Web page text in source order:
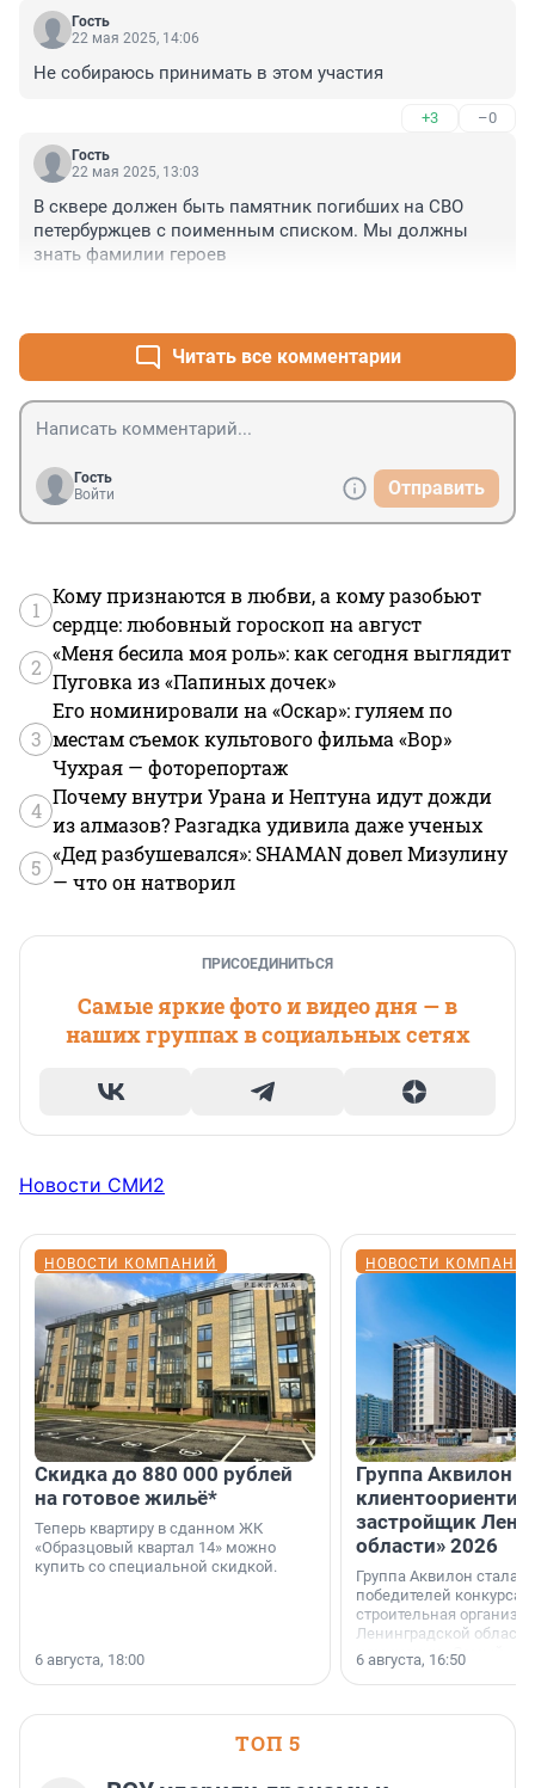
Гость
22 мая 2025, 14:06
Не собираюсь принимать в этом участия
+3 –0
Гость
22 мая 2025, 13:03
В сквере должен быть памятник погибших на СВО
петербуржцев с поименным списком. Мы должны
знать фамилии героев
Читать все комментарии
Гость
Войти
Отправить
1
Кому признаются в любви, а кому разобьют
сердце: любовный гороскоп на август
2
«Меня бесила моя роль»: как сегодня выглядит
Пуговка из «Папиных дочек»
3
Его номинировали на «Оскар»: гуляем по
местам съемок культового фильма «Вор»
Чухрая — фоторепортаж
4
Почему внутри Урана и Нептуна идут дожди
из алмазов? Разгадка удивила даже ученых
5
«Дед разбушевался»: SHAMAN довел Мизулину
— что он натворил
ПРИСОЕДИНИТЬСЯ
Самые яркие фото и видео дня — в
наших группах в социальных сетях
Новости СМИ2
НОВОСТИ КОМПАНИЙ
Скидка до 880 000 рублей
на готовое жильё*
Теперь квартиру в сданном ЖК
«Образцовый квартал 14» можно
купить со специальной скидкой.
6 августа, 18:00
НОВОСТИ
Группа Аквилон
застройщик
области» 2026
Группа Аквилон стала
победителей конкурса
строительная
Ленинградской области
номинации «Самый
застройщик
области».
6 августа, 16:50
ТОП 5